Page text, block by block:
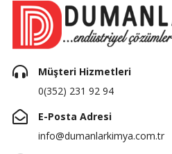
Müşteri Hizmetleri
0(352) 231 92 94
E-Posta Adresi
info@dumanlarkimya.com.tr